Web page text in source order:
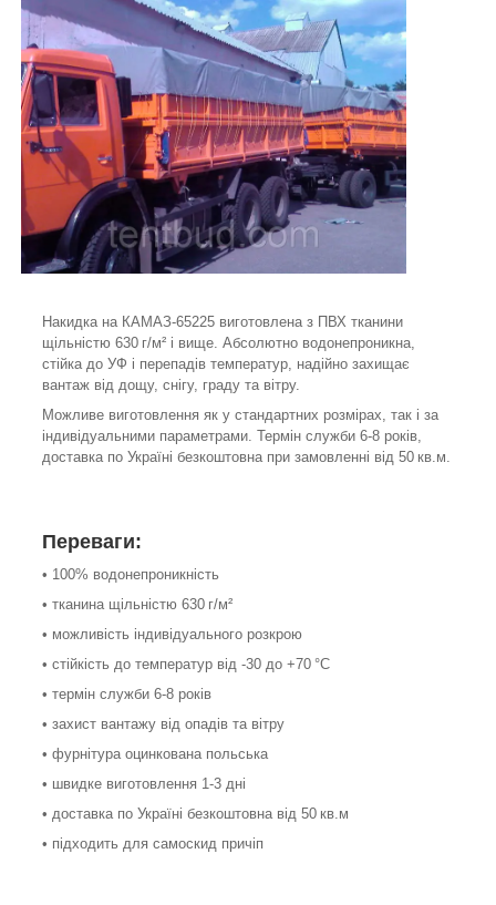
Накидка на КАМАЗ-65225 виготовлена з ПВХ тканини
щільністю 630 г/м² і вище. Абсолютно водонепроникна,
стійка до УФ і перепадів температур, надійно захищає
вантаж від дощу, снігу, граду та вітру.
Можливе виготовлення як у стандартних розмірах, так і за
індивідуальними параметрами. Термін служби 6-8 років,
доставка по Україні безкоштовна при замовленні від 50 кв.м.
Переваги:
• 100% водонепроникність
• тканина щільністю 630 г/м²
• можливість індивідуального розкрою
• стійкість до температур від -30 до +70 °С
• термін служби 6-8 років
• захист вантажу від опадів та вітру
• фурнітура оцинкована польська
• швидке виготовлення 1-3 дні
• доставка по Україні безкоштовна від 50 кв.м
• підходить для самоскид причіп